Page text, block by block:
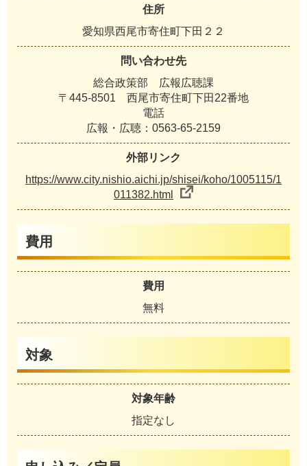
住所
愛知県西尾市寄住町下田２２
問い合わせ先
総合政策部 広報広聴課
〒445-8501 西尾市寄住町下田22番地
電話
広報・広聴：0563-65-2159
外部リンク
https://www.city.nishio.aichi.jp/shisei/koho/1005115/1
011382.html
費用
費用
無料
対象
対象年齢
指定なし